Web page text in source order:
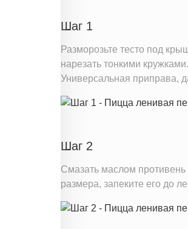
Шаг 1
Разморозьте тесто под
нарезать тонкими
Универсальная приправа,
Шаг 2
Смазать маслом противень
размера, запеките его до